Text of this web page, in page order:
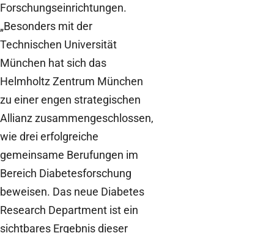
Forschungseinrichtungen.
„Besonders mit der
Technischen Universität
München hat sich das
Helmholtz Zentrum München
zu einer engen strategischen
Allianz zusammengeschlossen,
wie drei erfolgreiche
gemeinsame Berufungen im
Bereich Diabetesforschung
beweisen. Das neue Diabetes
Research Department ist ein
sichtbares Ergebnis dieser